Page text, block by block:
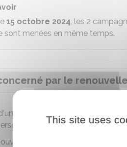
15 octobre 2024, les 2
sont menées en même temps.
par le
dose supplémentaire de
vaccinal au
This site uses